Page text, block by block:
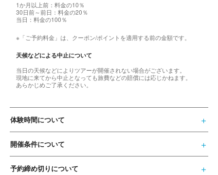
1か月以上前：料金の10％
30日前～前日：料金の20％
当日：料金の100％
※「ご予約料金」は、クーポン/ポイントを適用する前の金額です。
天候などによる中止について
当日の天候などによりツアーが開催されない場合がございます。
現地に来てから中止となっても旅費などの賠償には応じかねます。
あらかじめご了承ください。
体験時間について
開催条件について
予約締め切りについて